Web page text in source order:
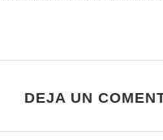
DEJA UN